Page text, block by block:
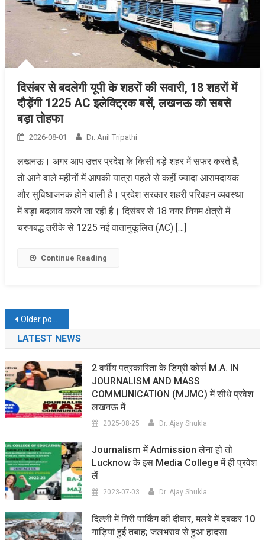
दिसंबर से बदलेगी यूपी के शहरों की सवारी, 18 शहरों में
दौड़ेंगी 1225 AC इलेक्ट्रिक बसें, लखनऊ को सबसे
बड़ा तोहफा
2026-08-01 Dr. Anil Tripathi
लखनऊ। अगर आप उत्तर प्रदेश के किसी बड़े शहर में सफर करते हैं,
तो आने वाले महीनों में आपकी यात्रा पहले से कहीं ज्यादा आरामदायक
और सुविधाजनक होने वाली है। प्रदेश सरकार शहरी परिवहन व्यवस्था
में बड़ा बदलाव करने जा रही है। दिसंबर से 18 नगर निगम क्षेत्रों में
चरणबद्ध तरीके से 1225 नई वातानुकूलित (AC) […]
Continue Reading
Posts
navigation
Older posts
LATEST NEWS
2 वर्षीय पत्रकारिता के डिग्री कोर्स M.A. IN
JOURNALISM AND MASS
COMMUNICATION (MJMC) में सीधे प्रवेश
लखनऊ में
2025-08-25 Dr. Ajay Shukla
Journalism में Admission लेना हो तो
Lucknow के इस Media College में ही प्रवेश
लें
2023-07-03 Dr. Ajay Shukla
दिल्ली में गिरी पार्किंग की दीवार, मलबे में दबकर 10
गाड़ियां हुई तबाह; जलभराव से हुआ हादसा